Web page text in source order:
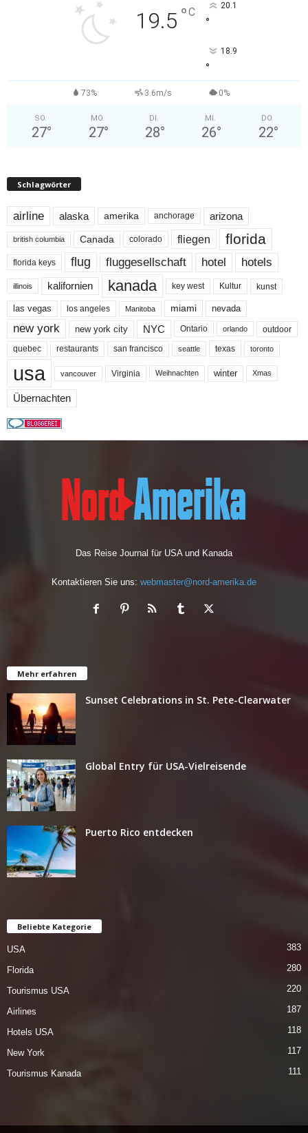
19.5 °C 20.1
°
18.9
°
73% 3.6m/s 0%
SO.
27°
MO.
27°
DI.
28°
MI.
26°
DO.
22°
Schlagwörter
airline alaska amerika anchorage arizona
british columbia Canada colorado fliegen florida
florida keys flug fluggesellschaft hotel hotels
illinois kalifornien kanada key west Kultur kunst
las vegas los angeles Manitoba miami nevada
new york new york city NYC Ontario orlando outdoor
quebec restaurants san francisco seattle texas toronto
usa vancouver Virginia Weihnachten winter Xmas
Übernachten
Das Reise Journal für USA und Kanada
Kontaktieren Sie uns: webmaster@nord-amerika.de
Mehr erfahren
Sunset Celebrations in St. Pete-Clearwater
Global Entry für USA-Vielreisende
Puerto Rico entdecken
Beliebte Kategorie
USA 383
Florida 280
Tourismus USA 220
Airlines 187
Hotels USA 118
New York 117
Tourismus Kanada 111